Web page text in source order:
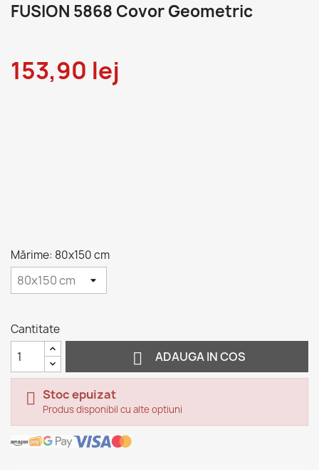
FUSION 5868 Covor Geometric
153,90 lej
Mărime: 80x150 cm
Cantitate
 ADAUGA IN COS
 Stoc epuizat
Produs disponibil cu alte optiuni